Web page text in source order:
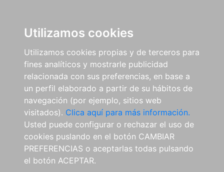
Utilizamos cookies
Utilizamos cookies propias y de terceros para
fines analíticos y mostrarle publicidad
relacionada con sus preferencias, en base a
un perfil elaborado a partir de su hábitos de
navegación (por ejemplo, sitios web
visitados). Clica aquí para más información.
Usted puede configurar o rechazar el uso de
cookies puslando en el botón CAMBIAR
PREFERENCIAS o aceptarlas todas pulsando
el botón ACEPTAR.